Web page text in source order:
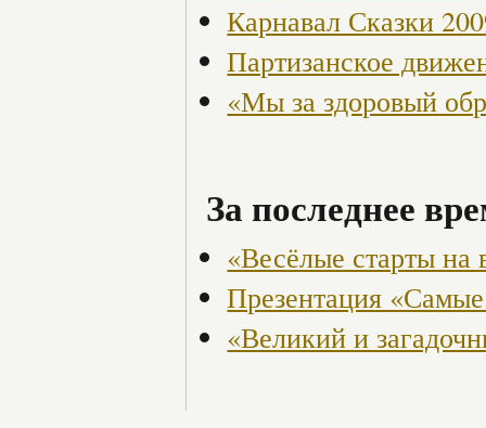
Карнавал Сказки
Партизанское
«Мы за здоровый
За последнее
«Весёлые старты на
Презентация
«Великий и